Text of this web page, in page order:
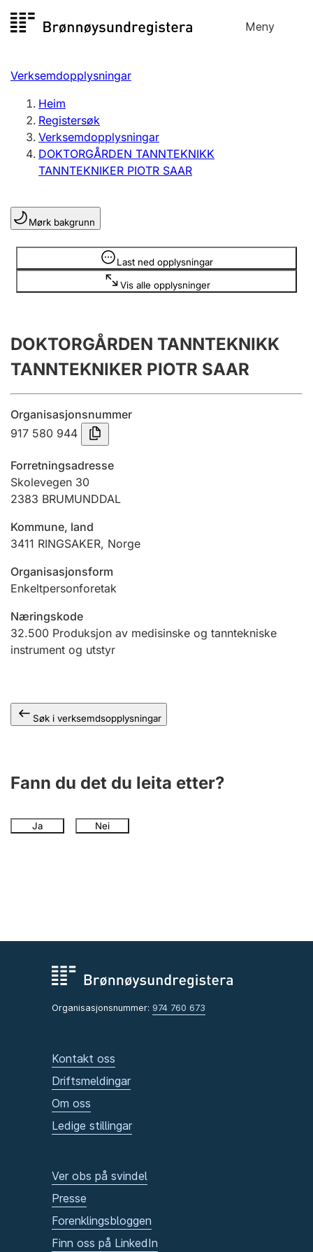
til
Meny
Registersøk
Aksjeselskap
Enkeltpersonføretak
Registrere, endre, slette
Lag og foreining
Registrere, endre, slette
Fleire organisasjonsformer
Årsrekneskap
Innsending og forseinkingsgebyr
Tinglysing
Jeger
Betaling og jegeravgiftskort
Ektepaktrettleiaren
Andre tema
Verksemdopplysningar
Heim
Registersøk
Verksemdopplysningar
DOKTORGÅRDEN TANNTEKNIKK
TANNTEKNIKER PIOTR SAAR
Mørk bakgrunn
Last ned opplysningar
Vis alle opplysninger
Opplysninger er skjult
DOKTORGÅRDEN TANNTEKNIKK
TANNTEKNIKER PIOTR SAAR
Organisasjonsnummer
917 580 944
Forretningsadresse
Skolevegen 30
2383 BRUMUNDDAL
Kommune, land
3411 RINGSAKER, Norge
Organisasjonsform
Enkeltpersonforetak
Næringskode
32.500 Produksjon av medisinske og tanntekniske
instrument og utstyr
Søk i verksemdsopplysningar
Fann du det du leita etter?
Ja Nei
Organisasjonsnummer: 974 760 673
Kontakt oss
Driftsmeldingar
Om oss
Ledige stillingar
Ver obs på svindel
Presse
Forenklingsbloggen
Finn oss på LinkedIn